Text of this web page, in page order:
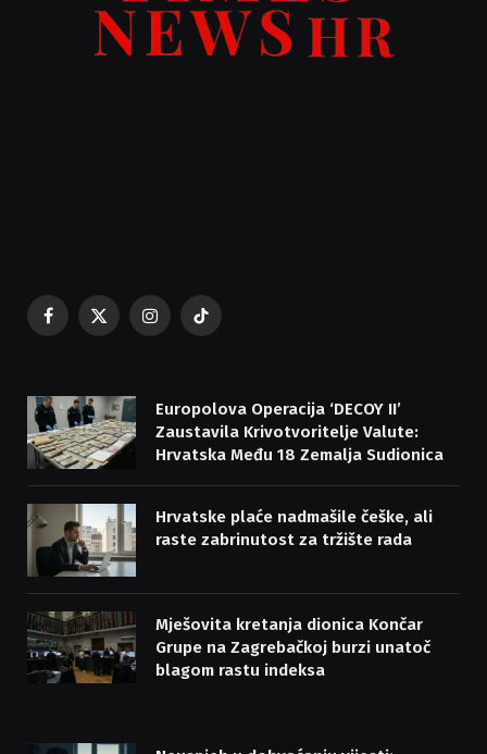
Facebook
X
Instagram
TikTok
Europolova Operacija ‘DECOY II’
Zaustavila Krivotvoritelje Valute:
Hrvatska Među 18 Zemalja Sudionica
Hrvatske plaće nadmašile češke, ali
raste zabrinutost za tržište rada
Mješovita kretanja dionica Končar
Grupe na Zagrebačkoj burzi unatoč
blagom rastu indeksa